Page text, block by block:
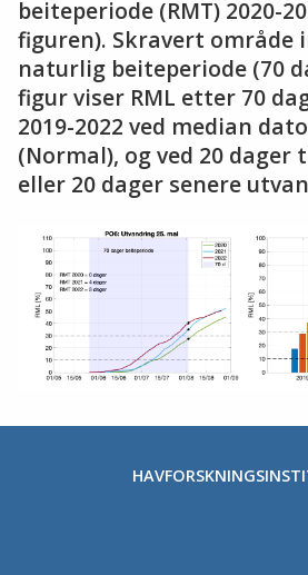
beiteperiode (RMT) 2020-
figuren). Skravert
naturlig beiteperiode (70
figur viser RML etter 70
2019-2022 ved median
(Normal), og ved 20 dager
eller 20 dager senere